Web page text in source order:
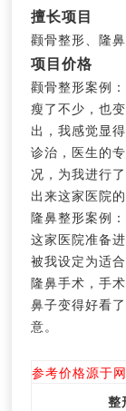
擅长项目
颧骨整形、隆
项目价格
颧骨整形案例
瘦了不少，也
出，我感觉显
诊治，医生的
况，为我进行
出来这家医院
隆鼻整形案例
这家医院准备
被我设定为适
隆鼻手术，手
鼻子变得好看
意。
参考价格源于
整